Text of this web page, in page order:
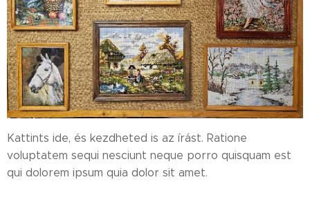
Kattints ide, és kezdheted is az írást. Ratione
voluptatem sequi nesciunt neque porro quisquam est
qui dolorem ipsum quia dolor sit amet.